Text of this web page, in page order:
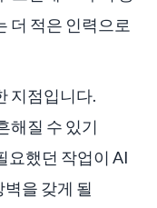
더 적은 인력으로
지점입니다.
해질 수 있기
요했던 작업이 AI
을 갖게 될